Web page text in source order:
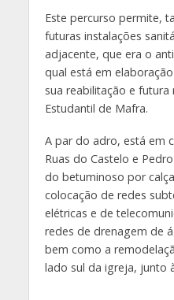
Este percurso permite,
futuras instalações
adjacente, que era o
qual está em
sua reabilitação e
Estudantil de Mafra.
A par do adro, está em
Ruas do Castelo e
do betuminoso por
colocação de redes
elétricas e de
redes de drenagem de
bem como a
lado sul da igreja, junto